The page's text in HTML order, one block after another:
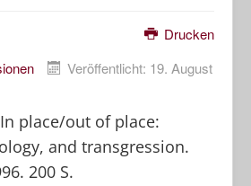
Drucken
Veröffentlicht: 19. August
place/out of place:
and transgression.
200 S.